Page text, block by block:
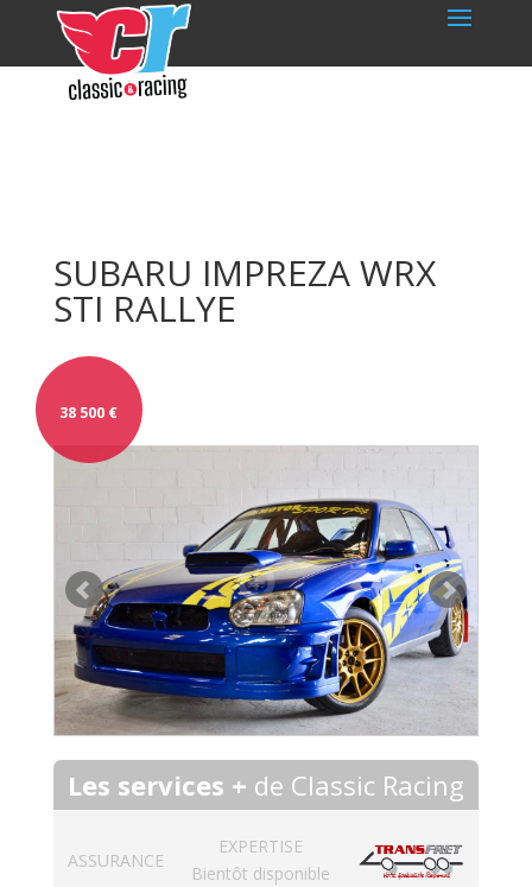
SUBARU IMPREZA WRX
STI RALLYE
38 500 €
Les services + de Classic Racing
ASSURANCE
EXPERTISE
Bientôt disponible